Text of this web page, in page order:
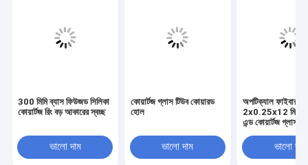
300 মিমি ব্যাস ফিউজড সিলিকা
কোয়ার্টজ রিং বড় আকারের স্বচ্ছ
ভালো দাম
কোয়ার্টজ গ্লাস টিউব কোয়ারড
হোল
ভালো দাম
অপটিক্যাল ফাইবার
2x0.25x12 মিমি
এন্ড কোয়ার্টজ গ্লাস
ভালো দাম